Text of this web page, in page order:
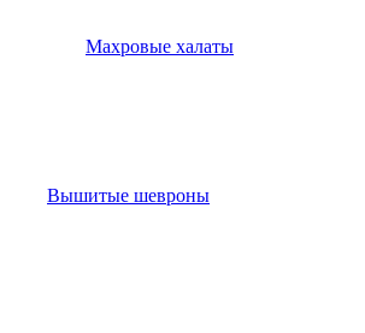
Махровые халаты
Вышитые шевроны